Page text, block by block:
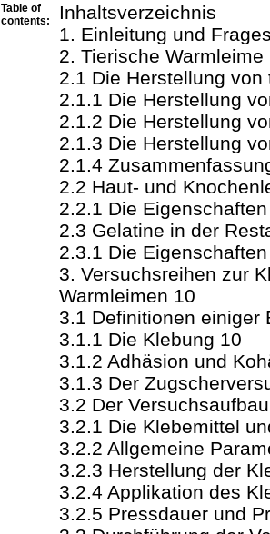
Table of
contents:
Inhaltsverzeichnis
1. Einleitung und
2. Tierische Warmleime
2.1 Die Herstellung
2.1.1 Die Herstellung
2.1.2 Die Herstellung
2.1.3 Die Herstellung
2.1.4
2.2 Haut- und
2.2.1 Die
2.3 Gelatine in der
2.3.1 Die
3. Versuchsreihen zur
Warmleimen 10
3.1 Definitionen einiger
3.1.1 Die Klebung 10
3.1.2 Adhäsion und
3.1.3 Der
3.2 Der
3.2.1 Die Klebemittel
3.2.2 Allgemeine
3.2.3 Herstellung der
3.2.4 Applikation des
3.2.5 Pressdauer und